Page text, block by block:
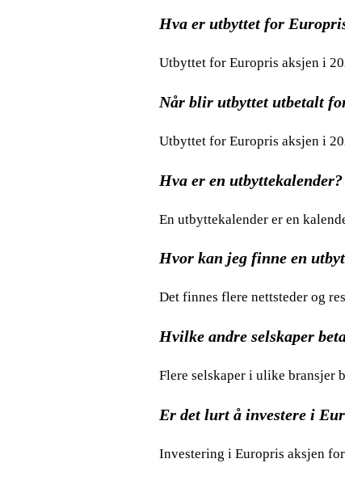
Hva er utbyttet for
Utbyttet for Europris aksjen i
Når blir utbyttet utbetalt
Utbyttet for Europris aksjen i
Hva er en utbyttekalender?
En utbyttekalender er en
Hvor kan jeg finne en
Det finnes flere nettsteder og
Hvilke andre selskaper
Flere selskaper i ulike bransjer
Er det lurt å investere i
Investering i Europris aksjen